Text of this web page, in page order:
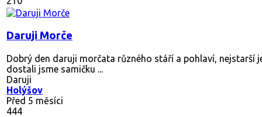
Daruji Morče
Dobrý den daruji morčata různého stáří a pohlaví, nejstarší
dostali jsme samičku ...
Daruji
Holýšov
Před 5 měsíci
444